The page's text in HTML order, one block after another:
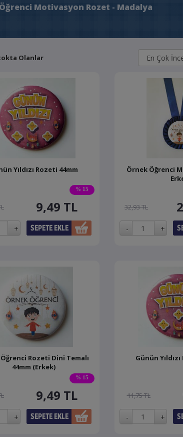
Öğrenci Motivasyon Rozet - Madalya
Olanlar
% 15
Yıldızı Rozeti 44mm
9,49 TL
Örnek Öğrenci
32,93 TL
% 15
Rozeti Dini Temalı
44mm (Erkek)
9,49 TL
Günün
11,75 TL